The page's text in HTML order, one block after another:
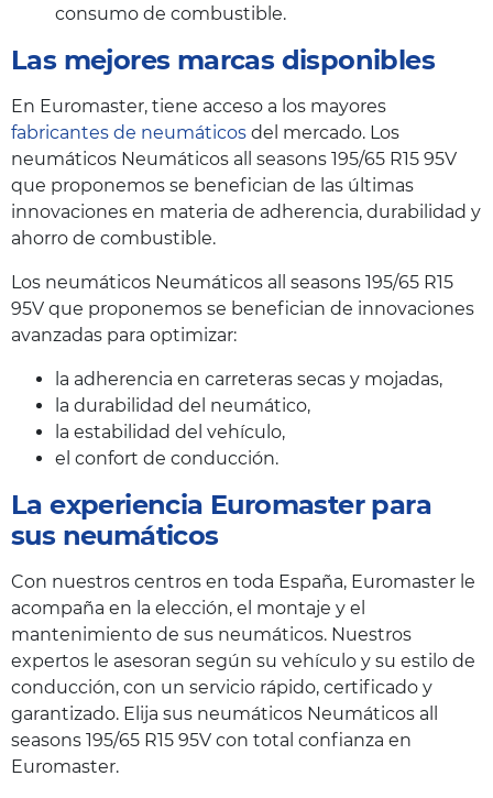
consumo de combustible.
Las mejores marcas disponibles
En Euromaster, tiene acceso a los mayores
fabricantes de neumáticos del mercado. Los
neumáticos Neumáticos all seasons 195/65 R15 95V
que proponemos se benefician de las últimas
innovaciones en materia de adherencia, durabilidad y
ahorro de combustible.
Los neumáticos Neumáticos all seasons 195/65 R15
95V que proponemos se benefician de innovaciones
avanzadas para optimizar:
la adherencia en carreteras secas y mojadas,
la durabilidad del neumático,
la estabilidad del vehículo,
el confort de conducción.
La experiencia Euromaster para
sus neumáticos
Con nuestros centros en toda España, Euromaster le
acompaña en la elección, el montaje y el
mantenimiento de sus neumáticos. Nuestros
expertos le asesoran según su vehículo y su estilo de
conducción, con un servicio rápido, certificado y
garantizado. Elija sus neumáticos Neumáticos all
seasons 195/65 R15 95V con total confianza en
Euromaster.